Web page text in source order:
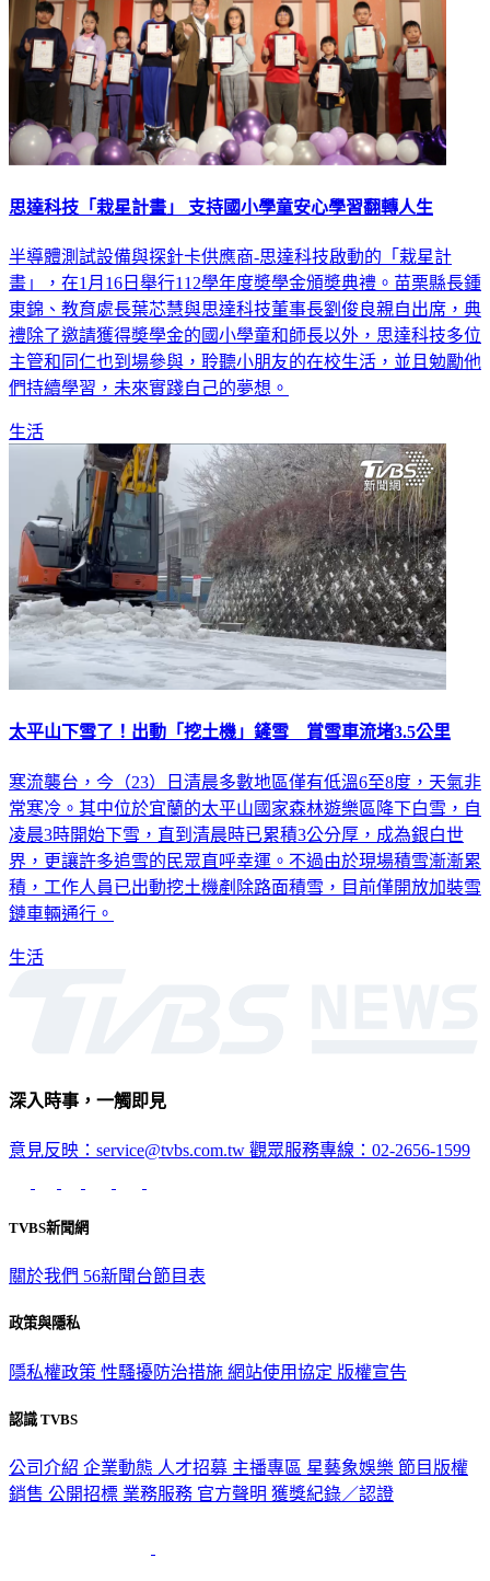
思達科技「栽星計畫」 支持國小學童安心學習翻轉人生
半導體測試設備與探針卡供應商-思達科技啟動的「栽星計
畫」，在1月16日舉行112學年度奬學金頒奬典禮。苗栗縣長鍾
東錦、教育處長葉芯慧與思達科技董事長劉俊良親自出席，典
禮除了邀請獲得奬學金的國小學童和師長以外，思達科技多位
主管和同仁也到場參與，聆聽小朋友的在校生活，並且勉勵他
們持續學習，未來實踐自己的夢想。
生活
太平山下雪了！出動「挖土機」鏟雪 賞雪車流堵3.5公里
寒流襲台，今（23）日清晨多數地區僅有低溫6至8度，天氣非
常寒冷。其中位於宜蘭的太平山國家森林遊樂區降下白雪，自
凌晨3時開始下雪，直到清晨時已累積3公分厚，成為銀白世
界，更讓許多追雪的民眾直呼幸運。不過由於現場積雪漸漸累
積，工作人員已出動挖土機剷除路面積雪，目前僅開放加裝雪
鏈車輛通行。
生活
深入時事，一觸即見
意見反映：service@tvbs.com.tw 觀眾服務專線：02-2656-1599
TVBS新聞網
關於我們 56新聞台節目表
政策與隱私
隱私權政策 性騷擾防治措施 網站使用協定 版權宣告
認識 TVBS
公司介紹 企業動態 人才招募 主播專區 星藝象娛樂 節目版權
銷售 公開招標 業務服務 官方聲明 獲獎紀錄／認證